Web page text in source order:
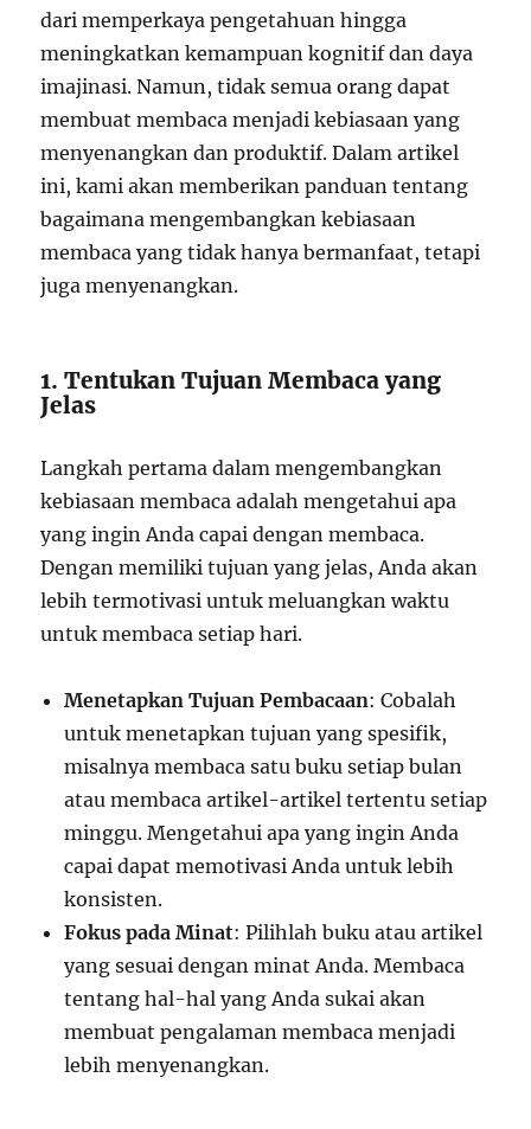
dari memperkaya pengetahuan hingga
meningkatkan kemampuan kognitif dan daya
imajinasi. Namun, tidak semua orang dapat
membuat membaca menjadi kebiasaan yang
menyenangkan dan produktif. Dalam artikel
ini, kami akan memberikan panduan tentang
bagaimana mengembangkan kebiasaan
membaca yang tidak hanya bermanfaat, tetapi
juga menyenangkan.
1. Tentukan Tujuan Membaca yang
Jelas
Langkah pertama dalam mengembangkan
kebiasaan membaca adalah mengetahui apa
yang ingin Anda capai dengan membaca.
Dengan memiliki tujuan yang jelas, Anda akan
lebih termotivasi untuk meluangkan waktu
untuk membaca setiap hari.
Menetapkan Tujuan Pembacaan: Cobalah
untuk menetapkan tujuan yang spesifik,
misalnya membaca satu buku setiap bulan
atau membaca artikel-artikel tertentu setiap
minggu. Mengetahui apa yang ingin Anda
capai dapat memotivasi Anda untuk lebih
konsisten.
Fokus pada Minat: Pilihlah buku atau artikel
yang sesuai dengan minat Anda. Membaca
tentang hal-hal yang Anda sukai akan
membuat pengalaman membaca menjadi
lebih menyenangkan.